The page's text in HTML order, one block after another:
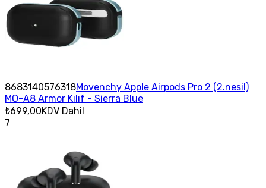
8683140576318Movenchy Apple Airpods Pro 2 (2.nesil)
MO-A8 Armor Kılıf - Sierra Blue
₺699,00KDV Dahil
7